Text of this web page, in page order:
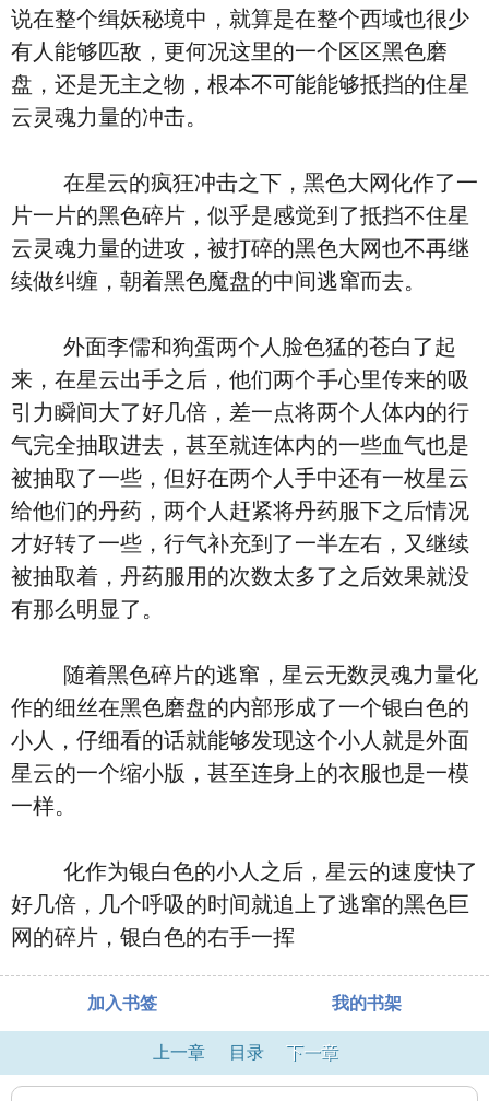
说在整个缉妖秘境中，就算是在整个西域也很少
有人能够匹敌，更何况这里的一个区区黑色磨
盘，还是无主之物，根本不可能能够抵挡的住星
云灵魂力量的冲击。
在星云的疯狂冲击之下，黑色大网化作了一
片一片的黑色碎片，似乎是感觉到了抵挡不住星
云灵魂力量的进攻，被打碎的黑色大网也不再继
续做纠缠，朝着黑色魔盘的中间逃窜而去。
外面李儒和狗蛋两个人脸色猛的苍白了起
来，在星云出手之后，他们两个手心里传来的吸
引力瞬间大了好几倍，差一点将两个人体内的行
气完全抽取进去，甚至就连体内的一些血气也是
被抽取了一些，但好在两个人手中还有一枚星云
给他们的丹药，两个人赶紧将丹药服下之后情况
才好转了一些，行气补充到了一半左右，又继续
被抽取着，丹药服用的次数太多了之后效果就没
有那么明显了。
随着黑色碎片的逃窜，星云无数灵魂力量化
作的细丝在黑色磨盘的内部形成了一个银白色的
小人，仔细看的话就能够发现这个小人就是外面
星云的一个缩小版，甚至连身上的衣服也是一模
一样。
化作为银白色的小人之后，星云的速度快了
好几倍，几个呼吸的时间就追上了逃窜的黑色巨
网的碎片，银白色的右手一挥
加入书签 我的书架
上一章 目录 下一章